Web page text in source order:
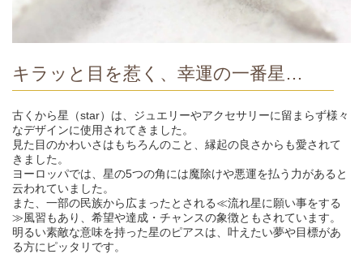
キラッと目を惹く、幸運の一番星…
古くから星（star）は、ジュエリーやアクセサリーに留まらず様々
なデザインに使用されてきました。
見た目のかわいさはもちろんのこと、縁起の良さからも愛されて
きました。
ヨーロッパでは、星の5つの角には魔除けや悪運を払う力があると
云われていました。
また、一部の民族から広まったとされる≪流れ星に願い事をする
≫風習もあり、希望や達成・チャンスの象徴ともされています。
明るい素敵な意味を持った星のピアスは、叶えたい夢や目標があ
る方にピッタリです。